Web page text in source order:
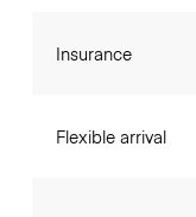
Insurance
Flexible arrival